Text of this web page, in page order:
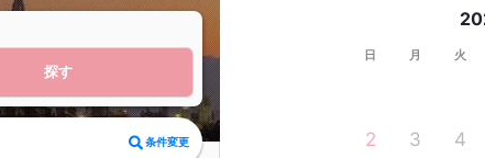
探す
条件変更
日 月 火
2
3 4